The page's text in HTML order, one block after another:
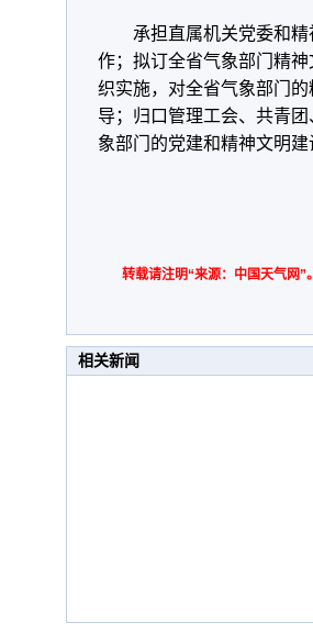
承担直属机关党委和
作；拟订全省气象部门精
织实施，对全省气象部门
导；归口管理工会、共青
象部门的党建和精神文明建
转载请注明“来源：中国天气网”。
相关新闻